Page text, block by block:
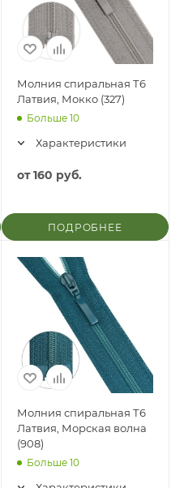
Молния спиральная Т6
Латвия, Мокко (327)
Больше 10
Характеристики
от160 руб.
ПОДРОБНЕЕ
Молния спиральная Т6
Латвия, Морская волна
(908)
Больше 10